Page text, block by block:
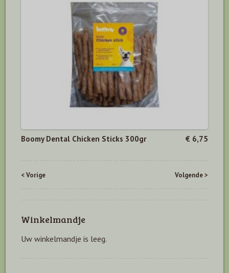
Boomy Dental Chicken Sticks 300gr € 6,75
< Vorige Volgende >
Winkelmandje
Uw winkelmandje is leeg.